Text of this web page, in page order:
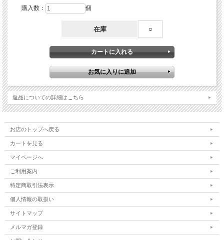
購入数： 個
在庫 ○
返品についての詳細はこちら
お店のトップへ戻る
カートを見る
マイページへ
ご利用案内
特定商取引法表示
個人情報の取扱い
サイトマップ
メルマガ登録